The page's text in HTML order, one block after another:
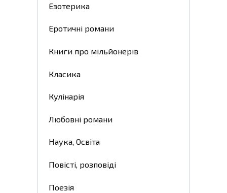
Езотерика
Еротичні романи
Книги про мільйонерів
Класика
Кулінарія
Любовні романи
Наука, Освіта
Повісті, розповіді
Поезія